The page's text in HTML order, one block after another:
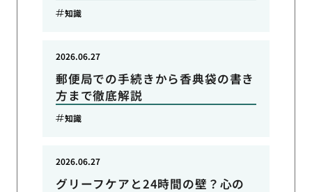
知識
郵便局での手続きから香典袋の書き
方まで徹底解説
2026.06.27
知識
グリーフケアと24時間の壁？心の
2026.06.27